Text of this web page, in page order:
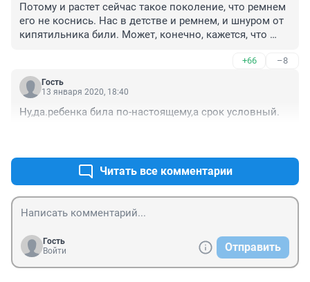
Потому и растет сейчас такое поколение, что ремнем
его не коснись. Нас в детстве и ремнем, и шнуром от
кипятильника били. Может, конечно, кажется, что
нынешние - разбалованные, "права" свои качают.
Неродной ребенок ещё как может выбесить своими
сравнениями - А вот мне не купили потому что у меня
оправдываю эту опекуншу, но дети совсем
+66 –8
Гость
13 января 2020, 18:40
Ну,да.ребенка била по-настоящему,а срок условный.
Читать все комментарии
Гость
Войти
Отправить